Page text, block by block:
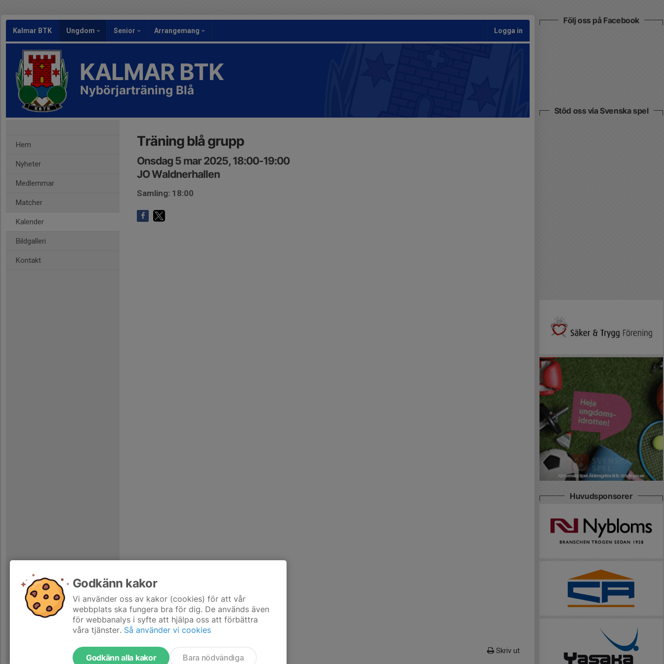
Kalmar BTK Ungdom Senior Arrangemang Logga in
KALMAR BTK
Nybörjarträning Blå
Hem
Nyheter
Medlemmar
Matcher
Kalender
Bildgalleri
Kontakt
Träning blå grupp
Onsdag 5 mar 2025, 18:00-19:00
JO Waldnerhallen
Samling: 18:00
Skriv ut
Följ oss på Facebook
Stöd oss via Svenska spel
Huvudsponsorer
Godkänn kakor
Vi använder oss av kakor (cookies) för att vår
webbplats ska fungera bra för dig. De används även
för webbanalys i syfte att hjälpa oss att förbättra
våra tjänster. Så använder vi cookies
Godkänn alla kakor Bara nödvändiga